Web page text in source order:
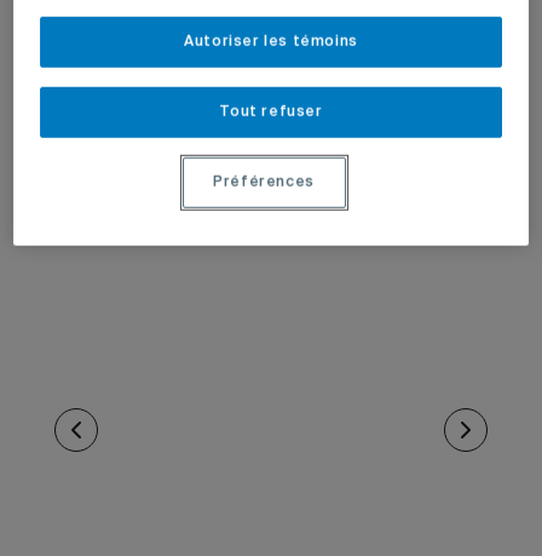
Tout refuser
Autoriser les témoins
Préférences